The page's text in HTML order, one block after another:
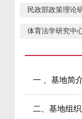
民政部政策理论
体育法学研究中
一 、基地简
二、基地组